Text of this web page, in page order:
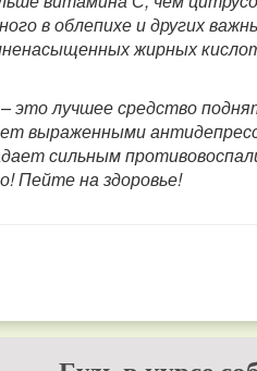
в облепихе и других
жирных
это лучшее средство
выраженными
сильным
Пейте на здоровье!